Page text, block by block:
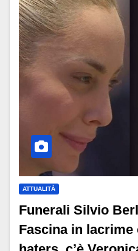
ATTUALITÀ
Funerali Silvio
Fascina in